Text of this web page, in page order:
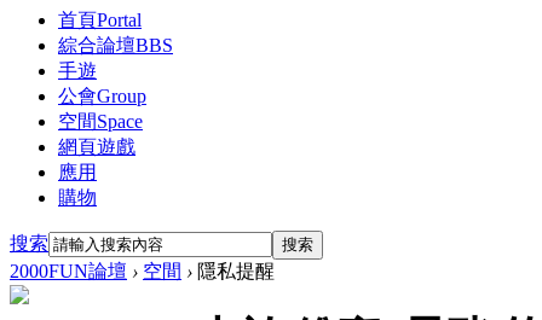
首頁Portal
綜合論壇BBS
手遊
公會Group
空間Space
網頁遊戲
應用
購物
搜索 搜索
2000FUN論壇 › 空間 › 隱私提醒